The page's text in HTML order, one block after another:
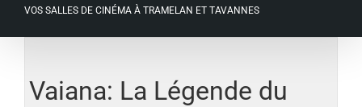
VOS SALLES DE CINÉMA À TRAMELAN ET TAVANNES
agrandie
Vaiana: La Légende du